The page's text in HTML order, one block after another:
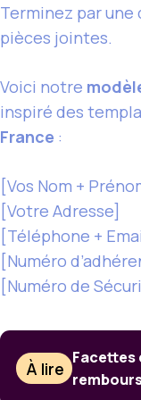
Terminez par
pièces jointes.
Voici notre
inspiré des
France :
[Vos Nom +
[Votre Adresse]
[Téléphone +
[Numéro
[Numéro de
À lire
Facettes